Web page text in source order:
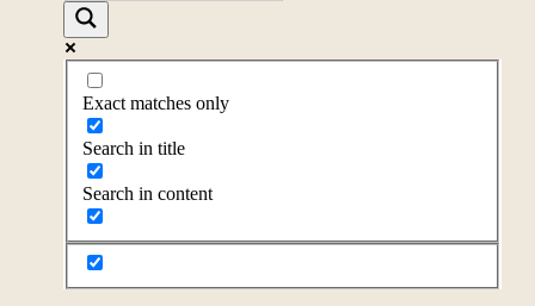
Exact matches only
Search in title
Search in content